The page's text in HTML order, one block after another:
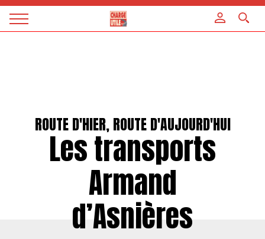
Magazine
ROUTE D'HIER, ROUTE D'AUJOURD'HUI
Les transports
Armand
d’Asnières
Panneau de gestion des cookies